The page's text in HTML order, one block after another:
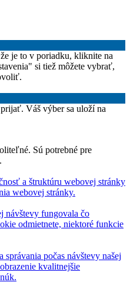
je to v poriadku, kliknite na
si tiež môžete vybrať,
Váš výber sa uloží na
Sú potrebné pre
a štruktúru webovej stránky
webovej stránky.
návštevy fungovala čo
odmietnete, niektoré funkcie
počas návštevy našej
kvalitnejšie